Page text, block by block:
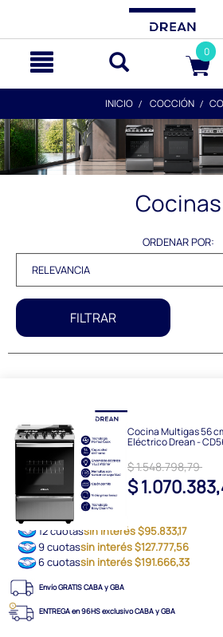
0
INICIO COCCIÓN
Cocinas
ORDENAR POR:
FILTRAR
Cocina Multigas 56
Eléctrico Drean -
$ 1.548.798,79
$
12 cuotassin interés $95.833,17
9 cuotassin interés $127.777,56
6 cuotassin interés $191.666,33
Envío GRATIS CABA y GBA
ENTREGA en 96HS exclusivo CABA y GBA